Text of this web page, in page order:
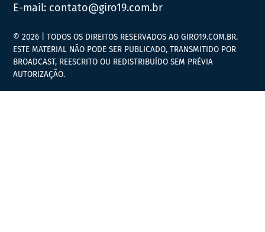
E-mail: contato@giro19.com.br
© 2026 | TODOS OS DIREITOS RESERVADOS AO GIRO19.COM.BR.
ESTE MATERIAL NÃO PODE SER PUBLICADO, TRANSMITIDO POR
BROADCAST, REESCRITO OU REDISTRIBUÍDO SEM PRÉVIA
AUTORIZAÇÃO.